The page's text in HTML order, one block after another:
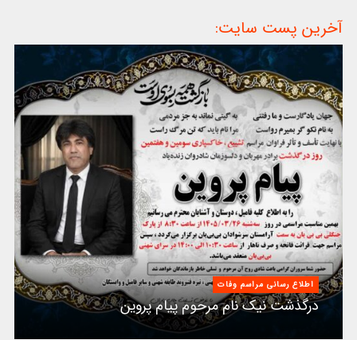
آخرین پست سایت:
اطلاع رسانی مراسم وفات
درگذشت نیک نام مرحوم پیام پروین